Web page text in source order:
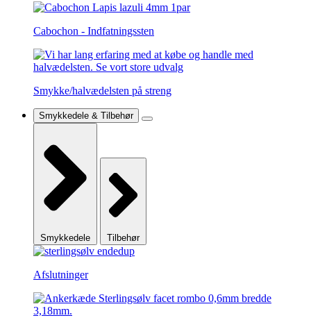
Cabochon - Indfatningssten
Smykke/halvædelsten på streng
Smykkedele & Tilbehør
Smykkedele Tilbehør
Afslutninger